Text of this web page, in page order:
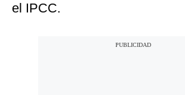
el IPCC.